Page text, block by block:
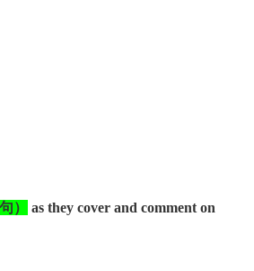
）
as they cover and comment on